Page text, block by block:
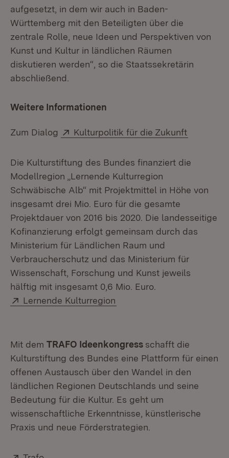
aufgesetzt, in dem wir auch in Baden-
Württemberg mit den Beteiligten über die
zentrale Rolle, neue Ideen und Perspektiven von
Kunst und Kultur in ländlichen Räumen
diskutieren werden“, so die Staatssekretärin
abschließend.
Weitere Informationen
Zum Dialog Extern:
Kulturpolitik für die Zukunft
Die Kulturstiftung des Bundes finanziert die
Modellregion „Lernende Kulturregion
Schwäbische Alb“ mit Projektmittel in Höhe von
insgesamt drei Mio. Euro für die gesamte
Projektdauer von 2016 bis 2020. Die landesseitige
Kofinanzierung erfolgt gemeinsam durch das
Ministerium für Ländlichen Raum und
Verbraucherschutz und das Ministerium für
Wissenschaft, Forschung und Kunst jeweils
hälftig mit insgesamt 0,6 Mio. Euro.
Extern:
Lernende Kulturregion
Mit dem TRAFO Ideenkongress schafft die
Kulturstiftung des Bundes eine Plattform für einen
offenen Austausch über den Wandel in den
ländlichen Regionen Deutschlands und seine
Bedeutung für die Kultur. Es geht um
wissenschaftliche Erkenntnisse, künstlerische
Praxis und neue Förderstrategien.
Extern: